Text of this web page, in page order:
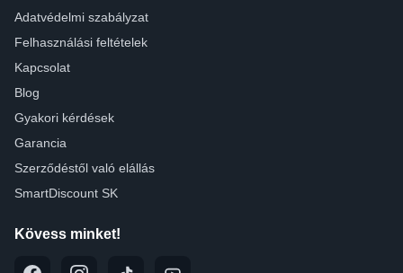
Adatvédelmi szabályzat
Felhasználási feltételek
Kapcsolat
Blog
Gyakori kérdések
Garancia
Szerződéstől való elállás
SmartDiscount SK
Kövess minket!